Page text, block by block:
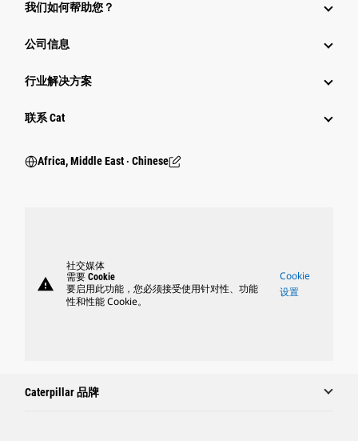
我们如何帮助您？
公司信息
行业解决方案
行业
联系 Cat
Africa, Middle East ‧ Chinese
warning
社交媒体
需要 Cookie
要启用此功能，您必须接受使用针对性、功能
性和性能 Cookie。
Cookie
设置
Caterpillar 品牌